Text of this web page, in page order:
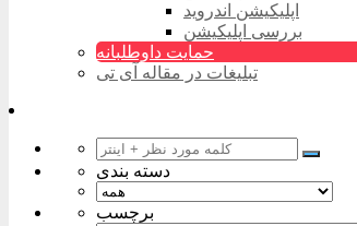
اپلیکیشن اندروید
بررسی اپلیکیشن
حمایت داوطلبانه
تبلیغات در مقاله آی تی
دسته بندی
برچسب